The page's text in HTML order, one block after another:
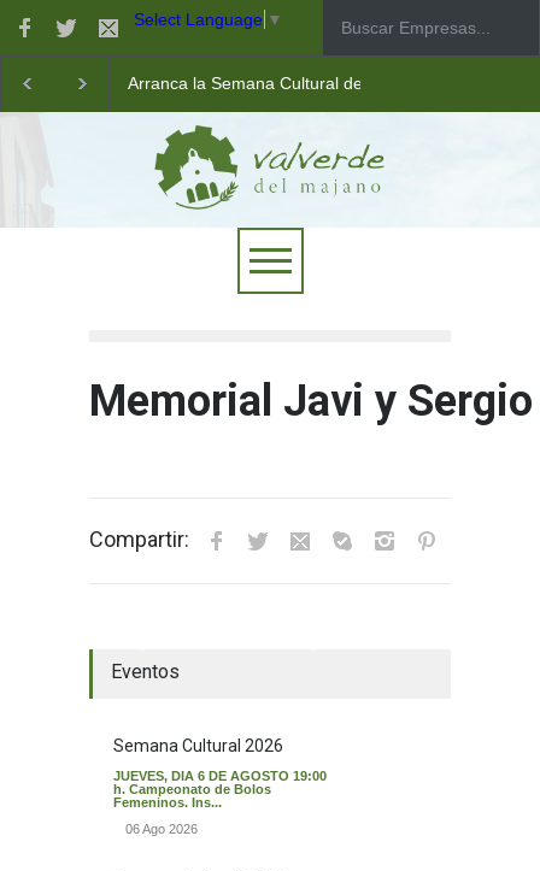
Select Language ▼
Arranca la Semana Cultural de Valverde
Taller de robótica para jóvenes
Las pistas municipales de pádel estrenan un nuevo
Memorial Javi y
Compartir:
Eventos
Semana Cultural 2026
JUEVES, DIA 6 DE AGOSTO 19:00
h. Campeonato de Bolos
Femeninos. Ins...
06 Ago 2026